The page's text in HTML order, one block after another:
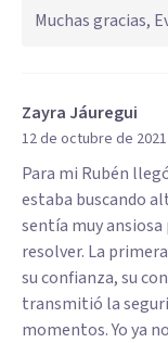
Muchas gracias,
Zayra Jáuregui
12 de octubre de 2021
Para mi Rubén
estaba buscando
sentía muy
resolver. La
su confianza, su
transmitió la
momentos. Yo ya